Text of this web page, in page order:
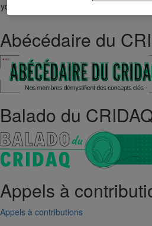
d’Amandine Catala et Naïma
Abécédaire du
Balado du
Appels à
Appels à contributions